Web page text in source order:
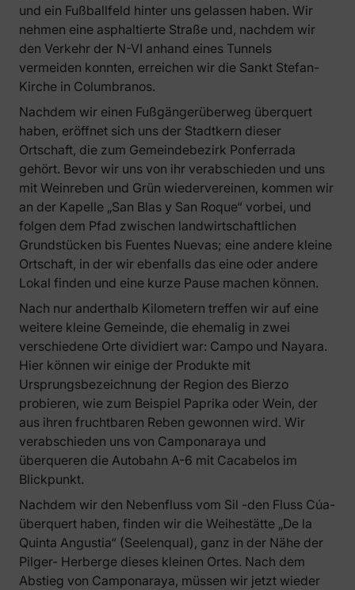
und ein Fußballfeld hinter uns gelassen haben. Wir
nehmen eine asphaltierte Straße und, nachdem wir
den Verkehr der N-VI anhand eines Tunnels
vermeiden konnten, erreichen wir die Sankt Stefan-
Kirche in Columbranos.
Nachdem wir einen Fußgängerüberweg überquert
haben, eröffnet sich uns der Stadtkern dieser
Ortschaft, die zum Gemeindebezirk Ponferrada
gehört. Bevor wir uns von ihr verabschieden und uns
mit Weinreben und Grün wiedervereinen, kommen wir
an der Kapelle „San Blas y San Roque“ vorbei, und
folgen dem Pfad zwischen landwirtschaftlichen
Grundstücken bis Fuentes Nuevas; eine andere kleine
Ortschaft, in der wir ebenfalls das eine oder andere
Lokal finden und eine kurze Pause machen können.
Nach nur anderthalb Kilometern treffen wir auf eine
weitere kleine Gemeinde, die ehemalig in zwei
verschiedene Orte dividiert war: Campo und Nayara.
Hier können wir einige der Produkte mit
Ursprungsbezeichnung der Region des Bierzo
probieren, wie zum Beispiel Paprika oder Wein, der
aus ihren fruchtbaren Reben gewonnen wird. Wir
verabschieden uns von Camponaraya und
überqueren die Autobahn A-6 mit Cacabelos im
Blickpunkt.
Nachdem wir den Nebenfluss vom Sil -den Fluss Cúa-
überquert haben, finden wir die Weihestätte „De la
Quinta Angustia“ (Seelenqual), ganz in der Nähe der
Pilger- Herberge dieses kleinen Ortes. Nach dem
Abstieg von Camponaraya, müssen wir jetzt wieder